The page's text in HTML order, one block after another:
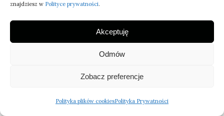
znajdziesz w Polityce prywatności.
Akceptuję
Odmów
Zobacz preferencje
Polityka plików cookiesPolityka Prywatności
protokołu transportowego to
standaryzowana dokumentacja wizualna
stanu rzeczy przed przewozem,
wspierająca przypisanie
Dowiedz się więcej:
Zdjęcia